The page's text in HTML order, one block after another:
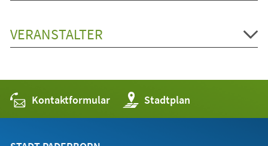
VERANSTALTER
Kontaktformular Stadtplan
(Öffnet
in
einem